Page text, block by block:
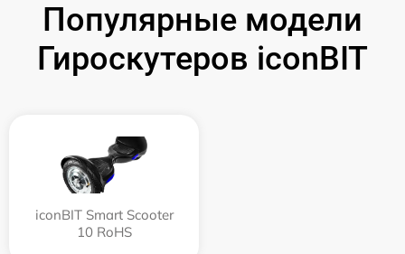
Популярные модели
Гироскутеров iconBIT
iconBIT Smart Scooter
10 RoHS